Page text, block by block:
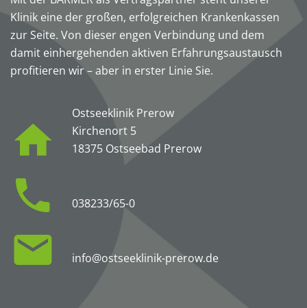
Klinik eine der großen, erfolgreichen Krankenkassen
zur Seite. Von dieser engen Verbindung und dem
damit einhergehenden aktiven Erfahrungsaustausch
profitieren wir – aber in erster Linie Sie.
Ostseeklinik Prerow
Kirchenort 5
18375 Ostseebad Prerow
038233/65-0
info@ostseeklinik-prerow.de